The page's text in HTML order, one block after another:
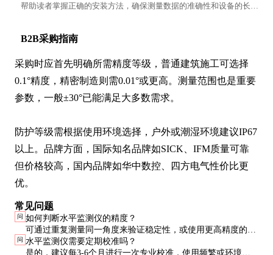
帮助读者掌握正确的安装方法，确保测量数据的准确性和设备的长期
B2B采购指南
采购时应首先明确所需精度等级，普通建筑施工可选择
0.1°精度，精密制造则需0.01°或更高。测量范围也是重要
参数，一般±30°已能满足大多数需求。
防护等级需根据使用环境选择，户外或潮湿环境建议IP67
以上。品牌方面，国际知名品牌如SICK、IFM质量可靠
但价格较高，国内品牌如华中数控、四方电气性价比更
优。
常见问题
问 如何判断水平监测仪的精度？
可通过重复测量同一角度来验证稳定性，或使用更高精度的基
准仪器进行对比测试。正规产品会标明测量精度和重复性指
问 水平监测仪需要定期校准吗？
是的，建议每3-6个月进行一次专业校准，使用频繁或环境恶